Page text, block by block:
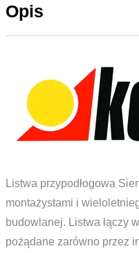
Biały
Opis
Listwa przypodłogowa
montażystami i
budowlanej. Listwa łączy
pożądane zarówno przez